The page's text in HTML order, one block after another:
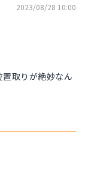
2023/08/28 10:00
取りが絶妙なん